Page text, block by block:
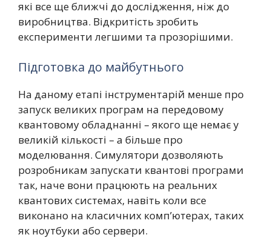
які все ще ближчі до дослідження, ніж до
виробництва. Відкритість зробить
експерименти легшими та прозорішими.
Підготовка до майбутнього
На даному етапі інструментарій менше про
запуск великих програм на передовому
квантовому обладнанні – якого ще немає у
великій кількості – а більше про
моделювання. Симулятори дозволяють
розробникам запускати квантові програми
так, наче вони працюють на реальних
квантових системах, навіть коли все
виконано на класичних комп’ютерах, таких
як ноутбуки або сервери.